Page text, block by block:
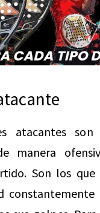
atacantes
manera
Son los que